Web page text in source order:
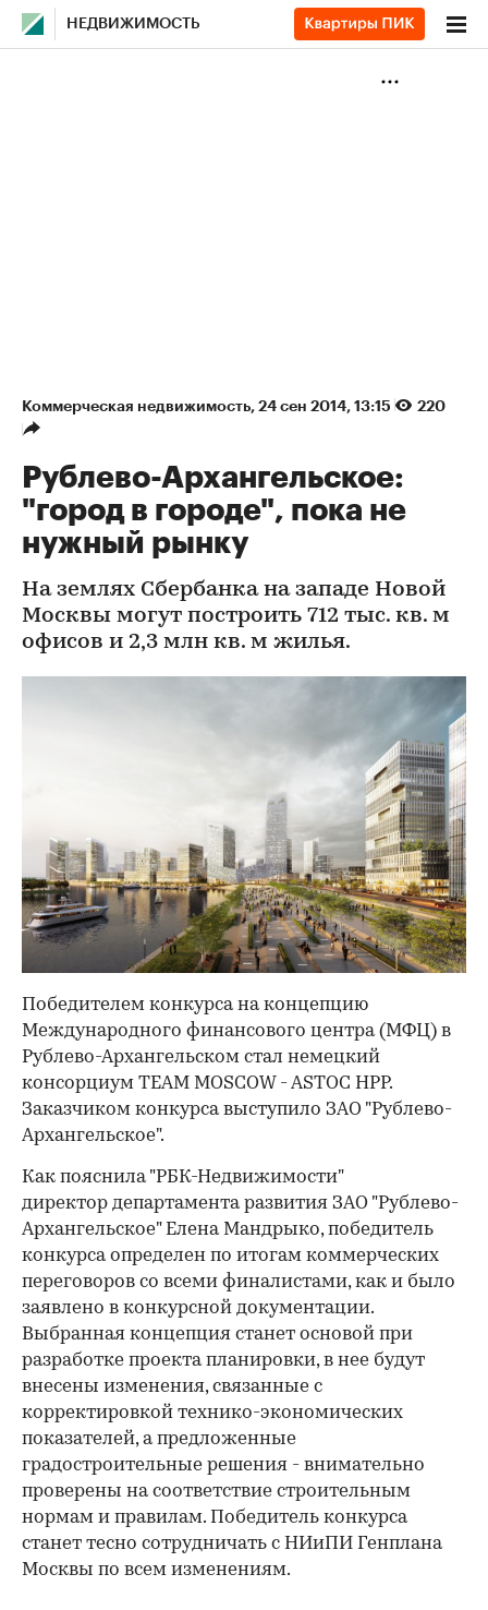
НЕДВИЖИМОСТЬ
Коммерческая недвижимость⁠, 24 сен 2014, 13:15 220
Рублево-Архангельское:
"город в городе", пока не
нужный рынку
На землях Сбербанка на западе Новой
Москвы могут построить 712 тыс. кв. м
офисов и 2,3 млн кв. м жилья.
Победителем конкурса на концепцию
Международного финансового центра (МФЦ) в
Рублево-Архангельском стал немецкий
консорциум TEAM MOSCOW - ASTOC HPP.
Заказчиком конкурса выступило ЗАО "Рублево-
Архангельское".
Как пояснила "РБК-Недвижимости"
директор департамента развития ЗАО "Рублево-
Архангельское" Елена Мандрыко, победитель
конкурса определен по итогам коммерческих
переговоров со всеми финалистами, как и было
заявлено в конкурсной документации.
Выбранная концепция станет основой при
разработке проекта планировки, в нее будут
внесены изменения, связанные с
корректировкой технико-экономических
показателей, а предложенные
градостроительные решения - внимательно
проверены на соответствие строительным
нормам и правилам. Победитель конкурса
станет тесно сотрудничать с НИиПИ Генплана
Москвы по всем изменениям.